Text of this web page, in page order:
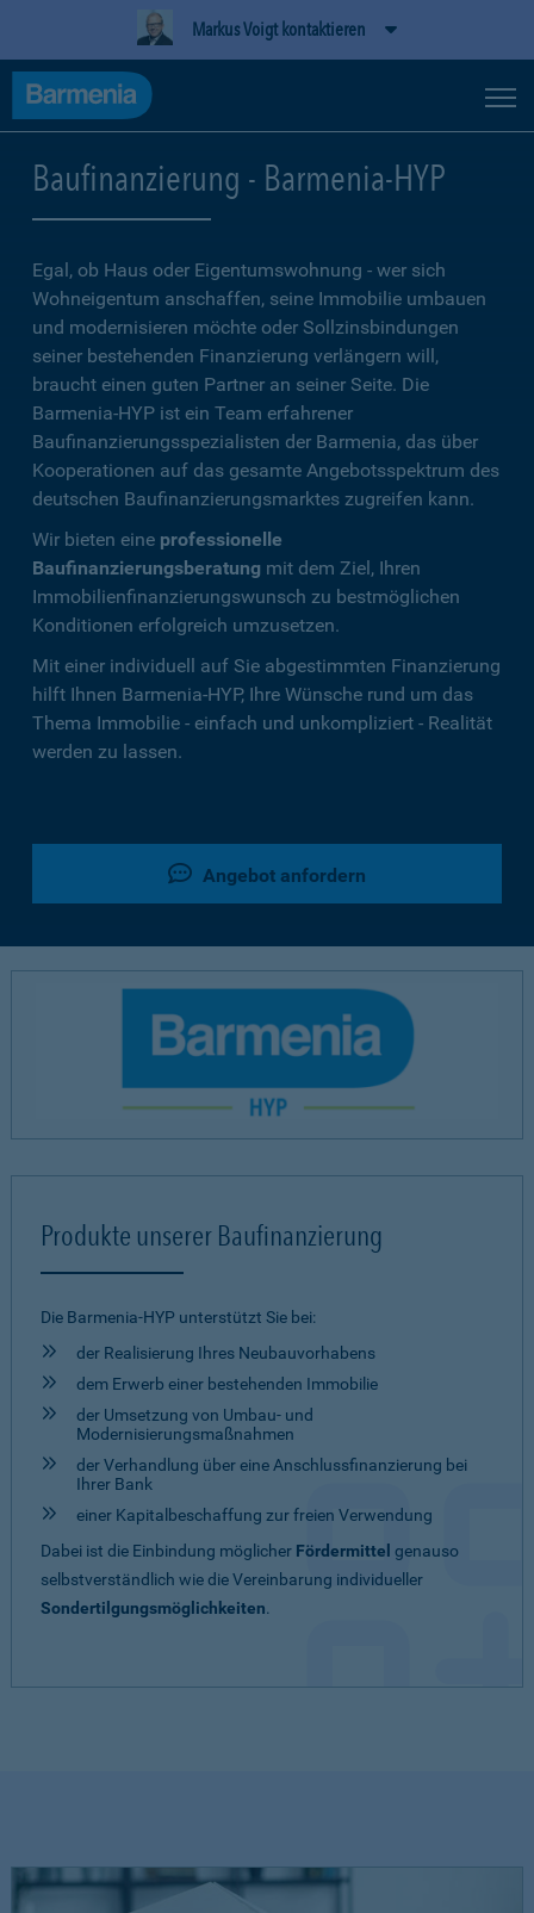
Markus Voigt kontaktieren
Baufinanzierung - Barmenia-HYP
Egal, ob Haus oder Eigentumswohnung - wer sich
Wohneigentum anschaffen, seine Immobilie umbauen
und modernisieren möchte oder Sollzinsbindungen
seiner bestehenden Finanzierung verlängern will,
braucht einen guten Partner an seiner Seite. Die
Barmenia-HYP ist ein Team erfahrener
Baufinanzierungsspezialisten der Barmenia, das über
Kooperationen auf das gesamte Angebotsspektrum des
deutschen Baufinanzierungsmarktes zugreifen kann.
Wir bieten eine professionelle
Baufinanzierungsberatung mit dem Ziel, Ihren
Immobilienfinanzierungswunsch zu bestmöglichen
Konditionen erfolgreich umzusetzen.
Mit einer individuell auf Sie abgestimmten Finanzierung
hilft Ihnen Barmenia-HYP, Ihre Wünsche rund um das
Thema Immobilie - einfach und unkompliziert - Realität
werden zu lassen.
Angebot anfordern
Produkte unserer Baufinanzierung
Die Barmenia-HYP unterstützt Sie bei:
der Realisierung Ihres Neubauvorhabens
dem Erwerb einer bestehenden Immobilie
der Umsetzung von Umbau- und
Modernisierungsmaßnahmen
der Verhandlung über eine Anschlussfinanzierung bei
Ihrer Bank
einer Kapitalbeschaffung zur freien Verwendung
Dabei ist die Einbindung möglicher Fördermittel genauso
selbstverständlich wie die Vereinbarung individueller
Sondertilgungsmöglichkeiten.